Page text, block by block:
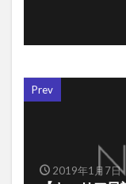
Prev
2019年1月7日